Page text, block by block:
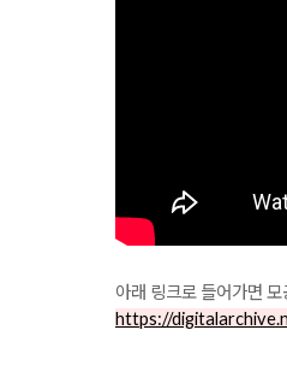
아래 링크로 들어가면
https://